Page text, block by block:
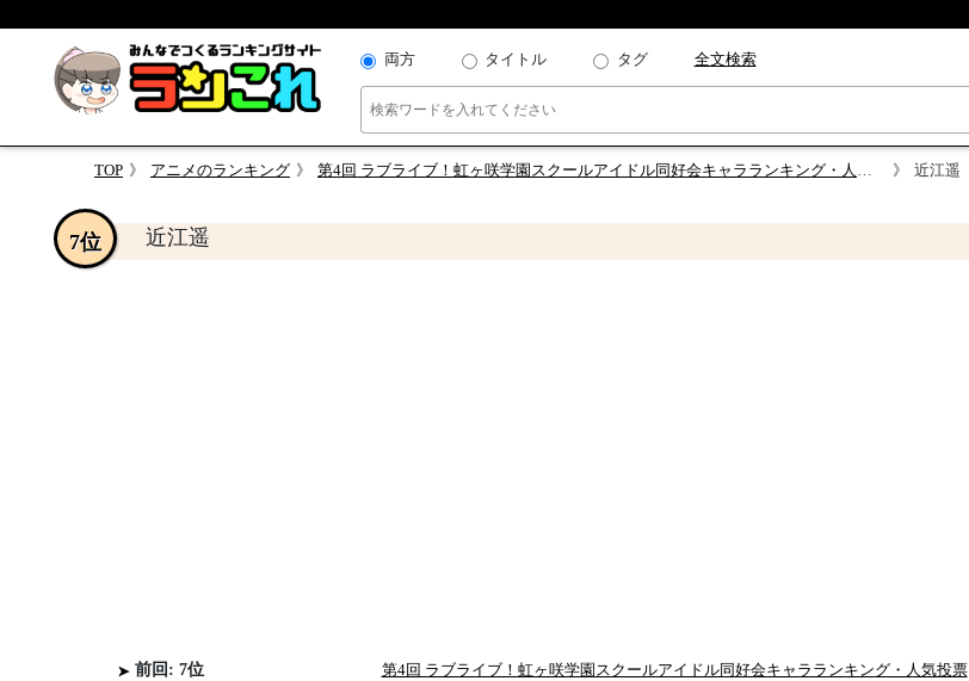
両方 タイトル タグ 全文検索
TOP アニメのランキング 第4回 ラブライブ！虹ヶ咲学園スクールアイドル同好会キャラランキング・人気投票 近江遥
近江遥
7位
前回: 7位 第4回 ラブライブ！虹ヶ咲学園スクールアイドル同好会キャラランキング・人気投票